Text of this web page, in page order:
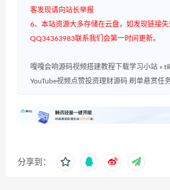
客发现请向站长举报
6、本站资源大多存储在云盘，如发现链接
QQ34363983联系我们会第一时间更新。
嘎嘎会响源码视频搭建教程下载学习小站 »
YouTube视频点赞投资理财源码 刷单悬赏任
分享到：